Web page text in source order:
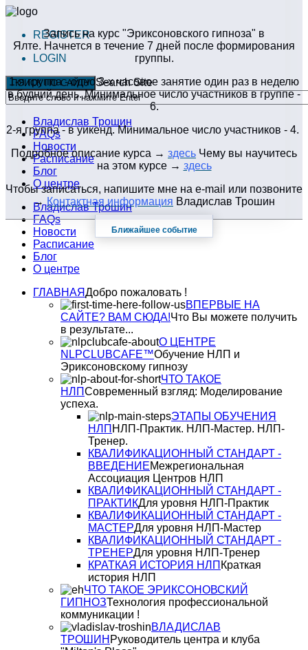
Запись на курс "Эриксоновского гипноза" в
Ялте. Начнется в течение 7 дней после формирования
группы.
1-я группа - одно 3-х часовое занятие один раз в неделю
в будний день. Минимальное число участников в группе -
6.
2-я группа - в уикенд. Минимальное число участников - 4.
Подробное описание курса → здесь Чему вы научитесь
на этом курсе → здесь
Чтобы записаться, напишите мне на e-mail или позвоните
→ Контактная информация Владислав Трошин
Ближайшее событие
REGISTER
LOGIN
ПОИСК ПО САЙТУ Search Site
Владислав Трошин
FAQs
Новости
Расписание
Блог
О центре
Владислав Трошин
FAQs
Новости
Расписание
Блог
О центре
ГЛАВНАЯДобро пожаловать !
ВПЕРВЫЕ НА
САЙТЕ? ВАМ СЮДА!Что Вы можете получить
в результате...
О ЦЕНТРЕ
NLPCLUBCAFE™Обучение НЛП и
Эриксоновскому гипнозу
ЧТО ТАКОЕ
НЛПСовременный взгляд: Моделирование
успеха.
ЭТАПЫ ОБУЧЕНИЯ
НЛП НЛП-Практик. НЛП-Мастер. НЛП-
Тренер.
КВАЛИФИКАЦИОННЫЙ СТАНДАРТ -
ВВЕДЕНИЕМежрегиональная
Ассоциация Центров НЛП
КВАЛИФИКАЦИОННЫЙ СТАНДАРТ -
ПРАКТИКДля уровня НЛП-Практик
КВАЛИФИКАЦИОННЫЙ СТАНДАРТ -
МАСТЕРДля уровня НЛП-Мастер
КВАЛИФИКАЦИОННЫЙ СТАНДАРТ -
ТРЕНЕРДля уровня НЛП-Тренер
КРАТКАЯ ИСТОРИЯ НЛП Краткая
история НЛП
ЧТО ТАКОЕ ЭРИКСОНОВСКИЙ
ГИПНОЗТехнология профессиональной
коммуникации !
ВЛАДИСЛАВ
ТРОШИН Руководитель центра и клуба